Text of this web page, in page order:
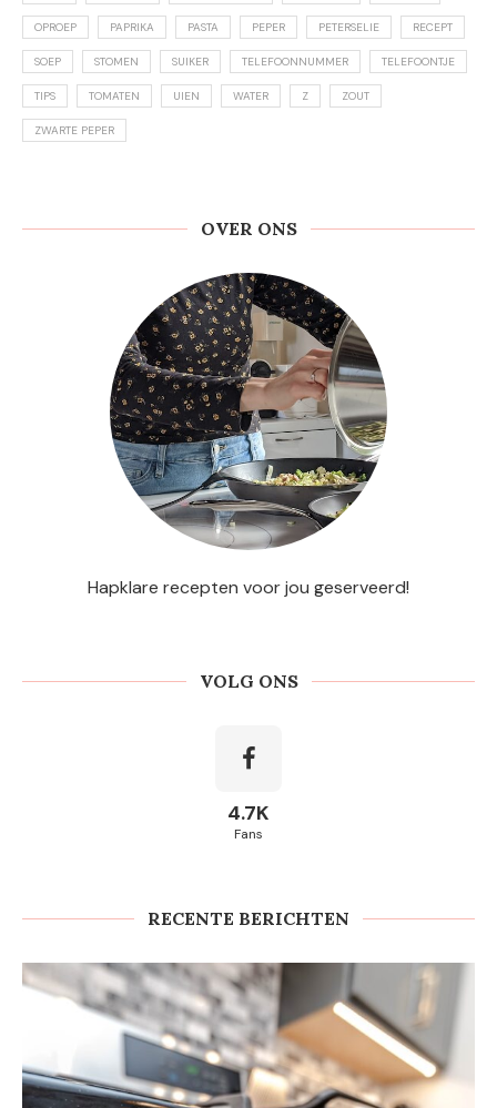
OPROEP PAPRIKA PASTA PEPER PETERSELIE RECEPT
SOEP STOMEN SUIKER TELEFOONNUMMER TELEFOONTJE
TIPS TOMATEN UIEN WATER Z ZOUT
ZWARTE PEPER
OVER ONS
Hapklare recepten voor jou geserveerd!
VOLG ONS
4.7K
Fans
RECENTE BERICHTEN